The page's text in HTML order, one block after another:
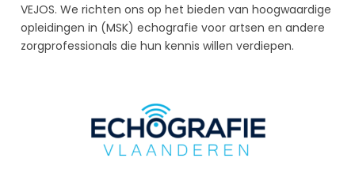
VEJOS. We richten ons op het bieden van hoogwaardige
opleidingen in (MSK) echografie voor artsen en andere
zorgprofessionals die hun kennis willen verdiepen.